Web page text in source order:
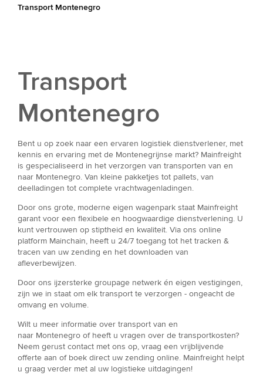
Transport Montenegro
Transport
Montenegro
Bent u op zoek naar een ervaren logistiek dienstverlener, met
kennis en ervaring met de Montenegrijnse markt? Mainfreight
is gespecialiseerd in het verzorgen van transporten van en
naar Montenegro. Van kleine pakketjes tot pallets, van
deelladingen tot complete vrachtwagenladingen.
Door ons grote, moderne eigen wagenpark staat Mainfreight
garant voor een flexibele en hoogwaardige dienstverlening. U
kunt vertrouwen op stiptheid en kwaliteit. Via ons online
platform Mainchain, heeft u 24/7 toegang tot het tracken &
tracen van uw zending en het downloaden van
afleverbewijzen.
Door ons ijzersterke groupage netwerk én eigen vestigingen,
zijn we in staat om elk transport te verzorgen - ongeacht de
omvang en volume.
Wilt u meer informatie over transport van en
naar Montenegro of heeft u vragen over de transportkosten?
Neem gerust contact met ons op, vraag een vrijblijvende
offerte aan of boek direct uw zending online. Mainfreight helpt
u graag verder met al uw logistieke uitdagingen!